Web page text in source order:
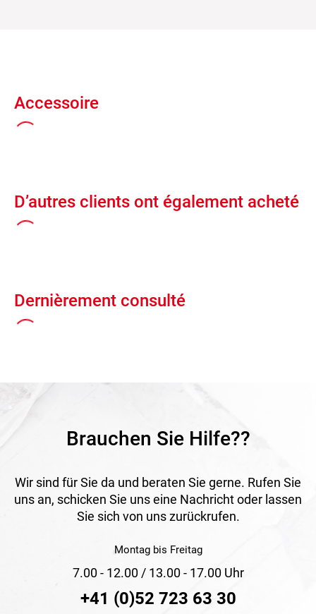
Accessoire
D’autres clients ont également acheté
Dernièrement consulté
Brauchen Sie Hilfe??
Wir sind für Sie da und beraten Sie gerne. Rufen Sie
uns an, schicken Sie uns eine Nachricht oder lassen
Sie sich von uns zurückrufen.
Montag bis Freitag
7.00 - 12.00 / 13.00 - 17.00 Uhr
+41 (0)52 723 63 30